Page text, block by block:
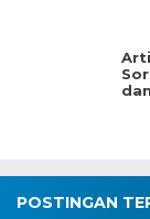
POSTINGAN